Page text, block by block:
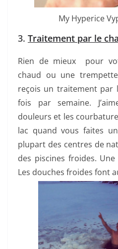
My Hyperice
3. Traitement par le
Rien de mieux pour
chaud ou une
reçois un traitement par
fois par semaine.
douleurs et les
lac quand vous faites
plupart des centres de
des piscines froides.
Les douches froides font